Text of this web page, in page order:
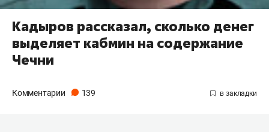
Кадыров рассказал, сколько денег
выделяет кабмин на содержание
Чечни
Комментарии 139